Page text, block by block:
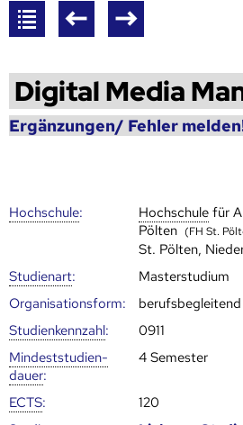
Digital Media
Ergänzungen/ Fehler
Hoch­schule: Hoch­schule für
Pölten (FH St.
St. Pölten,
Studienart:
Masterstudium
Organisationsform:
berufsbegleitend
Studien­kenn­zahl:
0911
Mindest­studien­
dauer:
4 Semester
ECTS:
120